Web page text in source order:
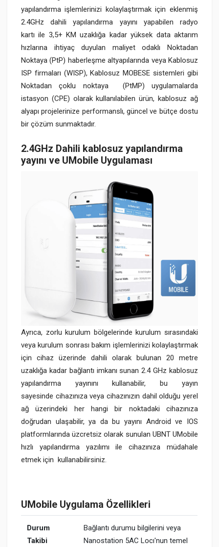
yapılandırma işlemlerinizi kolaylaştırmak için eklenmiş
2.4GHz dahili yapılandırma yayını yapabilen radyo
kartı ile 3,5+ KM uzaklığa kadar yüksek data aktarım
hızlarına ihtiyaç duyulan maliyet odaklı Noktadan
Noktaya (PtP) haberleşme altyapılarında veya Kablosuz
ISP firmaları (WISP), Kablosuz MOBESE sistemleri gibi
Noktadan çoklu noktaya (PtMP) uygulamalarda
istasyon (CPE) olarak kullanılabilen ürün, kablosuz ağ
alyapı projelerinize performanslı, güncel ve bütçe dostu
bir çözüm sunmaktadır.
2.4GHz Dahili kablosuz yapılandırma
yayını ve UMobile Uygulaması
Ayrıca, zorlu kurulum bölgelerinde kurulum sırasındaki
veya kurulum sonrası bakım işlemlerinizi kolaylaştırmak
için cihaz üzerinde dahili olarak bulunan 20 metre
uzaklığa kadar bağlantı imkanı sunan 2.4 GHz kablosuz
yapılandırma yayınını kullanabilir, bu yayın
sayesinde cihazınıza veya cihazınızın dahil olduğu yerel
ağ üzerindeki her hangi bir noktadaki cihazınıza
doğrudan ulaşabilir, ya da bu yayını Android ve IOS
platformlarında üzcretsiz olarak sunulan UBNT UMobile
hızlı yapılandırma yazılımı ile cihazınıza müdahale
etmek için kullanabilirsiniz.
UMobile Uygulama Özellikleri
Durum
Takibi
Bağlantı durumu bilgilerini veya
Nanostation 5AC Locı'nun temel